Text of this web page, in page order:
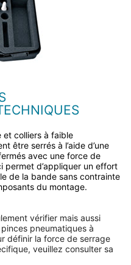
et colliers à faible
être serrés à l’aide d’une
avec une force de
permet d’appliquer un effort
de la bande sans contrainte
du montage.
vérifier mais aussi
pneumatiques à
définir la force de serrage
veuillez consulter sa